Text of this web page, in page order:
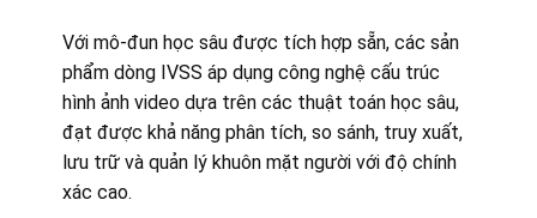
Với mô-đun học sâu được tích hợp sẵn, các sản
phẩm dòng IVSS áp dụng công nghệ cấu trúc
hình ảnh video dựa trên các thuật toán học sâu,
đạt được khả năng phân tích, so sánh, truy xuất,
lưu trữ và quản lý khuôn mặt người với độ chính
xác cao.